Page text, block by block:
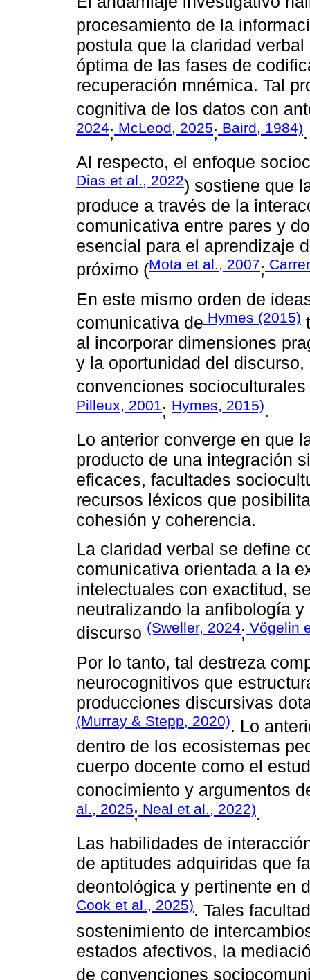
procesamiento de la
postula que la claridad
óptima de las fases de
recuperación mnémica. Tal
cognitiva de los datos con
2024; McLeod, 2025; Baird, 1984).
Al respecto, el enfoque
Dias et al., 2022) sostiene que
produce a través de la
comunicativa entre pares y
esencial para el aprendizaje
próximo (Mota et al., 2007;
En este mismo orden de
comunicativa de Hymes (2015)
al incorporar dimensiones
y la oportunidad del
convenciones
Pilleux, 2001; Hymes, 2015).
Lo anterior converge en que
producto de una integración
eficaces, facultades
recursos léxicos que
cohesión y coherencia.
La claridad verbal se define
comunicativa orientada a la
intelectuales con exactitud,
neutralizando la anfibología
discurso (Sweller, 2024; Vögelin
Por lo tanto, tal destreza
neurocognitivos que
producciones discursivas
(Murray & Stepp, 2020). Lo
dentro de los ecosistemas
cuerpo docente como el
conocimiento y argumentos
al., 2025; Neal et al., 2022).
Las habilidades de
de aptitudes adquiridas que
deontológica y pertinente en
Cook et al., 2025). Tales
sostenimiento de
estados afectivos, la
de convenciones